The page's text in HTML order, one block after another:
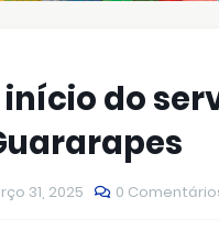
do
31, 2025 0